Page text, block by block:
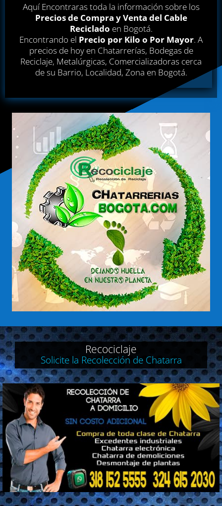
Aquí Encontraras toda la información sobre los
Precios de Compra y Venta del Cable
Reciclado en Bogotá.
Encontrando el Precio por Kilo o Por Mayor. A
precios de hoy en Chatarrerías, Bodegas de
Reciclaje, Metalúrgicas, Comercializadoras cerca
de su Barrio, Localidad, Zona en Bogotá.
Recociclaje
Solicite la Recolección de Chatarra